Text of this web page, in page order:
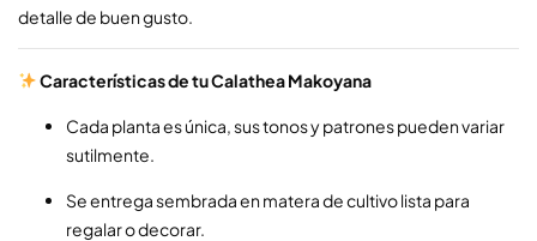
detalle de buen gusto.
Características de tu Calathea Makoyana
Cada planta es única, sus tonos y patrones pueden variar
sutilmente.
Se entrega sembrada en matera de cultivo lista para
regalar o decorar.